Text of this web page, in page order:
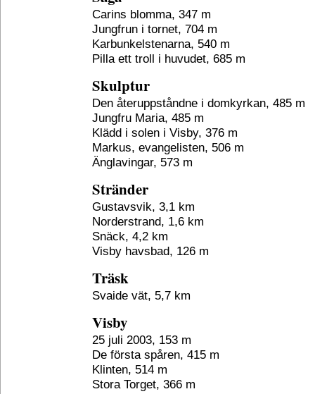
Carins blomma, 347 m
Jungfrun i tornet, 704 m
Karbunkelstenarna, 540 m
Pilla ett troll i huvudet, 685 m
Skulptur
Den återuppståndne i domkyrkan, 485 m
Jungfru Maria, 485 m
Klädd i solen i Visby, 376 m
Markus, evangelisten, 506 m
Änglavingar, 573 m
Stränder
Gustavsvik, 3,1 km
Norderstrand, 1,6 km
Snäck, 4,2 km
Visby havsbad, 126 m
Träsk
Svaide vät, 5,7 km
Visby
25 juli 2003, 153 m
De första spåren, 415 m
Klinten, 514 m
Stora Torget, 366 m